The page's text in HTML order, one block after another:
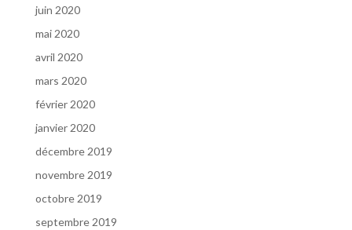
juin 2020
mai 2020
avril 2020
mars 2020
février 2020
janvier 2020
décembre 2019
novembre 2019
octobre 2019
septembre 2019